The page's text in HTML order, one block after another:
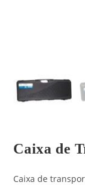
Caixa de
Caixa de